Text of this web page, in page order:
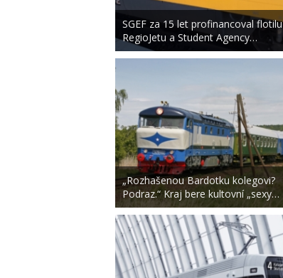
SGEF za 15 let profinancoval flotilu
RegioJetu a Student Agency…
„Rozhašenou Bardotku kolegovi?
Podraz.“ Kraj bere kultovní „sexy…